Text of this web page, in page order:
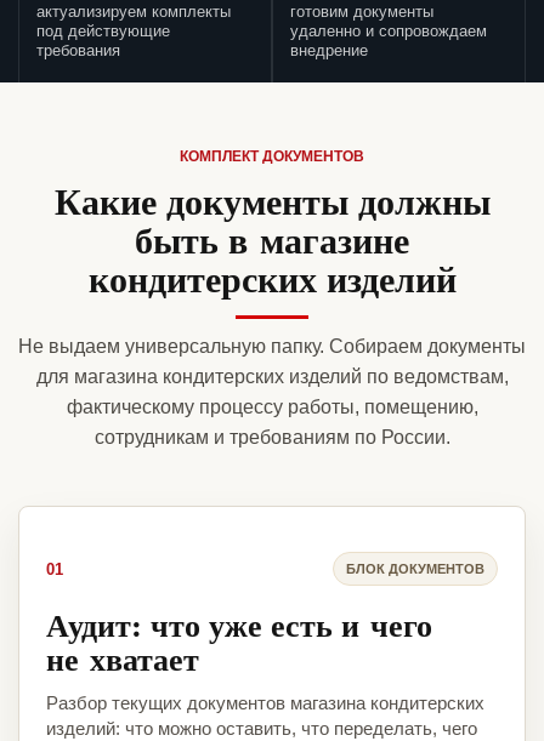
актуализируем комплекты
под действующие
требования
готовим документы
удаленно и сопровождаем
внедрение
КОМПЛЕКТ ДОКУМЕНТОВ
Какие документы должны
быть в магазине
кондитерских изделий
Не выдаем универсальную папку. Собираем документы
для магазина кондитерских изделий по ведомствам,
фактическому процессу работы, помещению,
сотрудникам и требованиям по России.
01 БЛОК ДОКУМЕНТОВ
Аудит: что уже есть и чего
не хватает
Разбор текущих документов магазина кондитерских
изделий: что можно оставить, что переделать, чего